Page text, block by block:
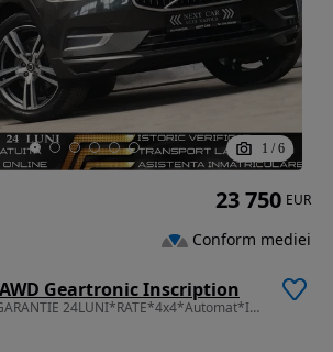
1 / 6
AWD Geartronic Inscription
1969 cm3 • 190 CP • GARANTIE 24LUNI*RATE*4x4*Automat*Inscription*Led*Line Assist*Distronic
23 750 EUR
Conform mediei